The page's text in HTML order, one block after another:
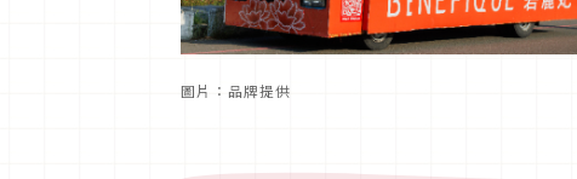
圖片：品牌提供